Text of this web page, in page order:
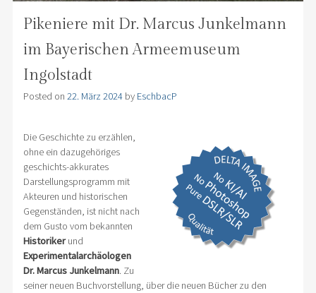
Pikeniere mit Dr. Marcus Junkelmann
im Bayerischen Armeemuseum
Ingolstadt
Posted on 22. März 2024by EschbacP
Die Geschichte zu erzählen,
ohne ein dazugehöriges
geschichts-akkurates
Darstellungsprogramm mit
Akteuren und historischen
Gegenständen, ist nicht nach
dem Gusto vom bekannten
Historikerund
Experimentalarchäologen
Dr. Marcus Junkelmann. Zu
seiner neuen Buchvorstellung, über die neuen Bücher zu den